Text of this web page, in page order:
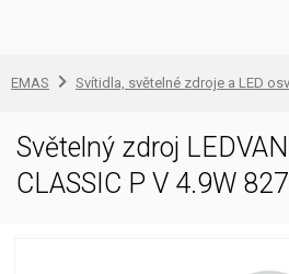
EMAS Svítidla, světelné zdroje a LED
Světelný zdroj
CLASSIC P V 4.9W